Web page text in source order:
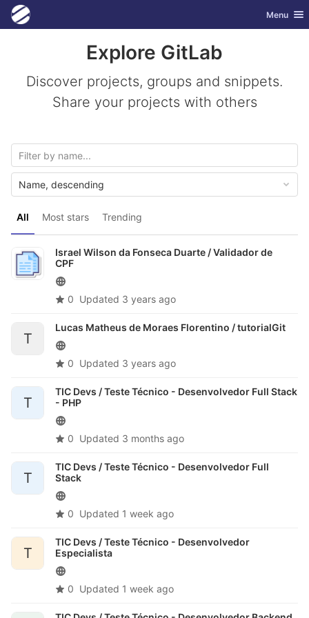
Skip to content
GitLab Toggle
Menu
Explore GitLab
Discover projects, groups and snippets.
Share your projects with others
All Most stars Trending
Name, descending
Israel Wilson da Fonseca Duarte /Validador de
CPF
0 Updated 3 years ago
T
Lucas Matheus de Moraes Florentino /tutorialGit
0 Updated 3 years ago
T
TIC Devs /Teste Técnico - Desenvolvedor Full Stack
- PHP
0 Updated 3 months ago
T
TIC Devs /Teste Técnico - Desenvolvedor Full
Stack
0 Updated 1 week ago
T
TIC Devs /Teste Técnico - Desenvolvedor
Especialista
0 Updated 1 week ago